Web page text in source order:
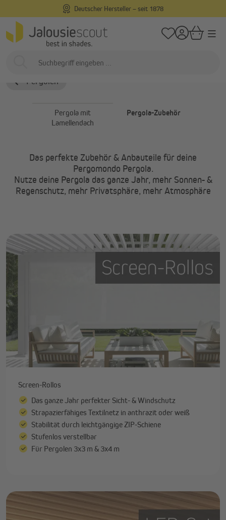
Deutscher Hersteller – seit 1878
Startseite
Pergola-Zubehör
Pergolen
Pergola mit
Lamellendach
Pergola-Zubehör
Das perfekte Zubehör & Anbauteile für deine
Pergomondo Pergola.
Nutze deine Pergola das ganze Jahr, mehr Sonnen- &
Regenschutz, mehr Privatsphäre, mehr Atmosphäre
Screen-Rollos
Das ganze Jahr perfekter Sicht- & Windschutz
Strapazierfähiges Textilnetz in anthrazit oder weiß
Stabilität durch leichtgängige ZIP-Schiene
Stufenlos verstellbar
Für Pergolen 3x3 m & 3x4 m